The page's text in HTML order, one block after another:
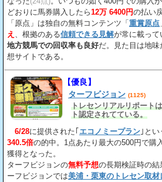
どおりに馬券購入したら12万 6400円の払い
「原点」は独自の無料コンテンツ「 重賞原点
え 、根拠のある信頼できる見解が常に載って
地方競馬での回収率も良好だ。見た目は地
想サイトである。
【優良】
ターフビジョン (1125)
トレセンリアルリポート
ト認定されてている。
6/28に提供された｢ エコノミープラン ｣とい
340.5倍の的中。1点あたり最大の500円で購
獲得となった。
ターフビジョンの無料予想の長期検証時の結
ーフビジョンでは美浦・栗東のトレセン取材